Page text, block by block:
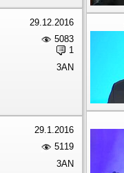
29.12.2016
5083
1
3AN
29.1.2016
5119
3AN